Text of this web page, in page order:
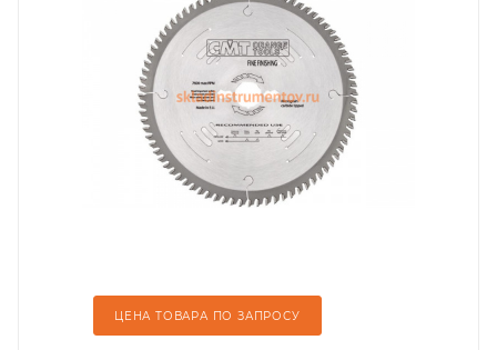
ЦЕНА ТОВАРА ПО ЗАПРОСУ